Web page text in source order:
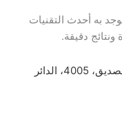
به أحدث التقنيات
ونتائج دقيقة.
العنوان: GDGA4005، 7851 أبو بكر الصديق، 4005، الدائر